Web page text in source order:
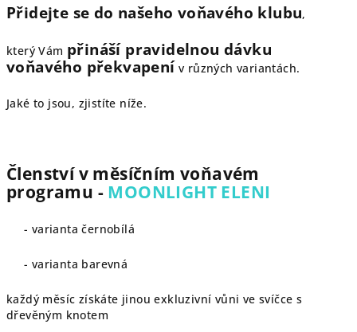
Přidejte se do našeho voňavého klubu,
který Vám přináší pravidelnou dávku
voňavého překvapení v různých variantách.
Jaké to jsou, zjistíte níže.
Členství v měsíčním voňavém
programu - MOONLIGHT ELENI
- varianta černobílá
- varianta barevná
každý měsíc získáte jinou exkluzivní vůni ve svíčce s
dřevěným knotem